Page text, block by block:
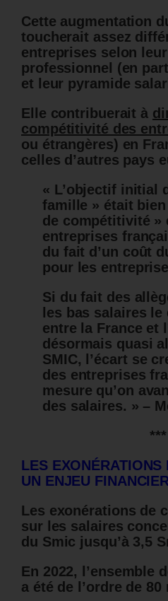
Cette augmentation
toucherait assez
entreprises selon
professionnel (en
et leur pyramide
Elle contribuerait à
compétitivité des
ou étrangères) en
celles d’autres pays
« L’objectif initial
famille » était
de compétitivité »
entreprises
du fait d’un coût
pour les
Si du fait des
les bas salaires le
entre la France et
désormais quasi
SMIC, l’écart se
des entreprises
mesure qu’on
des salaires. » –
***
LES EXONÉRATIONS
UN ENJEU
Les exonérations de
sur les salaires
du Smic jusqu’à 3,5
En 2022, l’ensemble
a été de l’ordre de